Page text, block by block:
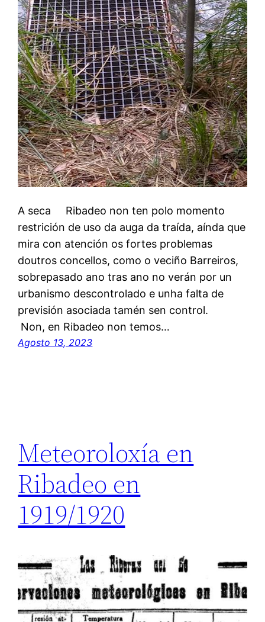
A seca Ribadeo non ten polo momento
restrición de uso da auga da traída, aínda que
mira con atención os fortes problemas
doutros concellos, como o veciño Barreiros,
sobrepasado ano tras ano no verán por un
urbanismo descontrolado e unha falta de
previsión asociada tamén sen control.
Non, en Ribadeo non temos…
Agosto 13, 2023
Meteoroloxía en
Ribadeo en
1919/1920